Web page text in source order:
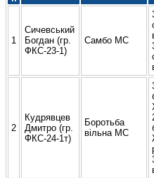
1
Сичевський
Богдан (гр.
ФКС-23-1)
Самбо МС
2
Кудрявцев
Дмитро (гр.
ФКС-24-1т)
Боротьба
вільна МС